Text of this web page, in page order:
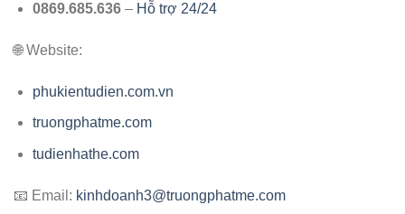
0869.685.636– Hỗ trợ 24/24
🌐 Website:
phukientudien.com.vn
truongphatme.com
tudienhathe.com
📧 Email: kinhdoanh3@truongphatme.com